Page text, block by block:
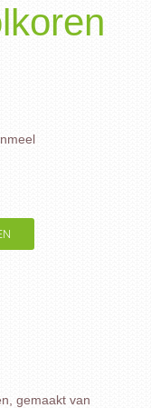
gemaakt van